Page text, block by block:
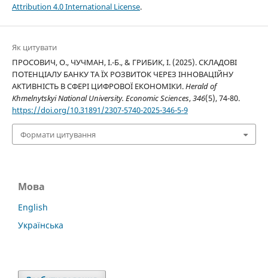
Attribution 4.0 International License.
Як цитувати
ПРОСОВИЧ, О., ЧУЧМАН, І.-Б., & ГРИБИК, І. (2025). СКЛАДОВІ
ПОТЕНЦІАЛУ БАНКУ ТА ЇХ РОЗВИТОК ЧЕРЕЗ ІННОВАЦІЙНУ
АКТИВНІСТЬ В СФЕРІ ЦИФРОВОЇ ЕКОНОМІКИ.Herald of
Khmelnytskyi National University. Economic Sciences,346(5), 74-80.
https://doi.org/10.31891/2307-5740-2025-346-5-9
Формати цитування
Мова
English
Українська